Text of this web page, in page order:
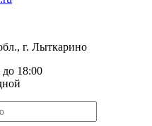
г. Лыткарино
18:00